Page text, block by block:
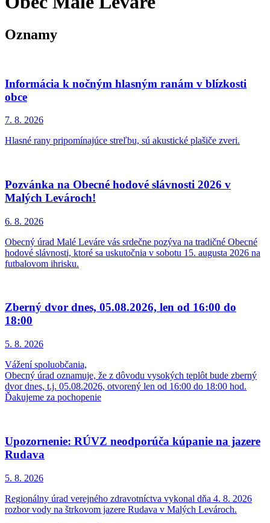
Oznamy
Informácia k nočným hlasným ranám v blízkosti
obce
7. 8. 2026
Hlasné rany pripomínajúce streľbu, sú akustické plašiče zveri.
Pozvánka na Obecné hodové slávnosti 2026 v
Malých Levároch!
6. 8. 2026
Obecný úrad Malé Leváre vás srdečne pozýva na tradičné Obecné
hodové slávnosti, ktoré sa uskutočnia v sobotu 15. augusta 2026 na
futbalovom ihrisku.
Zberný dvor dnes, 05.08.2026, len od 16:00 do
18:00
5. 8. 2026
Vážení spoluobčania,
Obecný úrad oznamuje, že z dôvodu vysokých teplôt bude zberný
dvor dnes, t.j. 05.08.2026, otvorený len od 16:00 do 18:00 hod.
Ďakujeme za pochopenie
Upozornenie: RÚVZ neodporúča kúpanie na jazere
Rudava
5. 8. 2026
Regionálny úrad verejného zdravotníctva vykonal dňa 4. 8. 2026
rozbor vody na štrkovom jazere Rudava v Malých Levároch.